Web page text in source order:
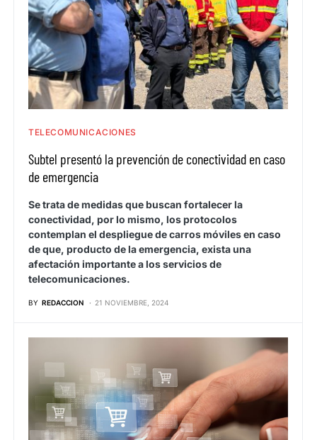
TELECOMUNICACIONES
Subtel presentó la prevención de conectividad en caso
de emergencia
Se trata de medidas que buscan fortalecer la
conectividad, por lo mismo, los protocolos
contemplan el despliegue de carros móviles en caso
de que, producto de la emergencia, exista una
afectación importante a los servicios de
telecomunicaciones.
BY REDACCION 21 NOVIEMBRE, 2024